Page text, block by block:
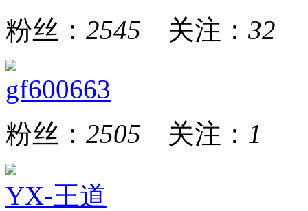
粉丝： 2545 关注： 32
gf600663
粉丝： 2505 关注： 1
YX-王道